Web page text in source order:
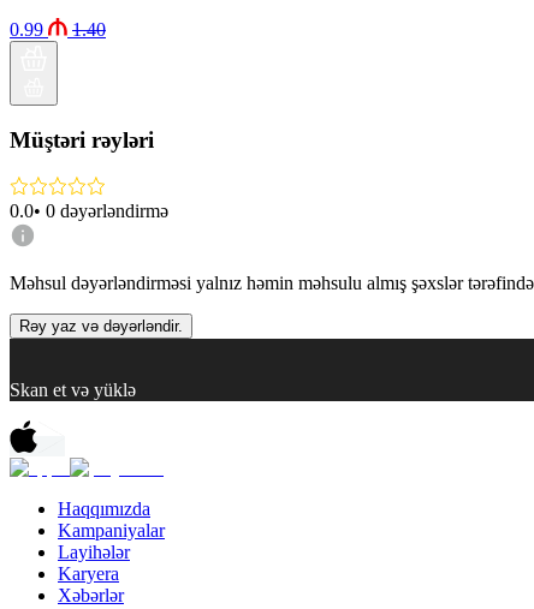
0.99 1.40
Müştəri rəyləri
0.0• 0 dəyərləndirmə
Məhsul dəyərləndirməsi yalnız həmin məhsulu almış şəxslər
Rəy yaz və dəyərləndir.
Skan et və yüklə
Haqqımızda
Kampaniyalar
Layihələr
Karyera
Xəbərlər